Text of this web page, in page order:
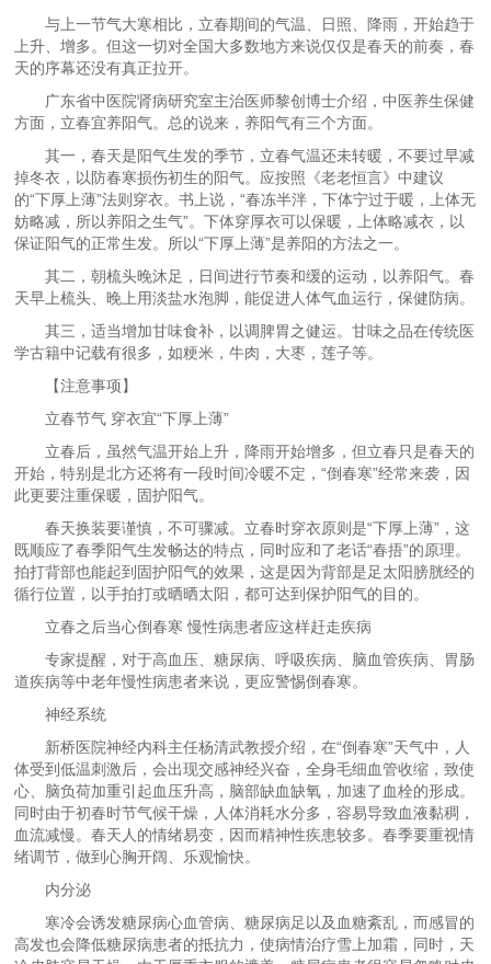
与上一节气大寒相比，立春期间的气温、日照、降雨，开始趋于
上升、增多。但这一切对全国大多数地方来说仅仅是春天的前奏，春
天的序幕还没有真正拉开。
广东省中医院肾病研究室主治医师黎创博士介绍，中医养生保健
方面，立春宜养阳气。总的说来，养阳气有三个方面。
其一，春天是阳气生发的季节，立春气温还未转暖，不要过早减
掉冬衣，以防春寒损伤初生的阳气。应按照《老老恒言》中建议
的“下厚上薄”法则穿衣。书上说，“春冻半泮，下体宁过于暖，上体无
妨略减，所以养阳之生气”。下体穿厚衣可以保暖，上体略减衣，以
保证阳气的正常生发。所以“下厚上薄”是养阳的方法之一。
其二，朝梳头晚沐足，日间进行节奏和缓的运动，以养阳气。春
天早上梳头、晚上用淡盐水泡脚，能促进人体气血运行，保健防病。
其三，适当增加甘味食补，以调脾胃之健运。甘味之品在传统医
学古籍中记载有很多，如粳米，牛肉，大枣，莲子等。
【注意事项】
立春节气 穿衣宜“下厚上薄”
立春后，虽然气温开始上升，降雨开始增多，但立春只是春天的
开始，特别是北方还将有一段时间冷暖不定，“倒春寒”经常来袭，因
此更要注重保暖，固护阳气。
春天换装要谨慎，不可骤减。立春时穿衣原则是“下厚上薄”，这
既顺应了春季阳气生发畅达的特点，同时应和了老话“春捂”的原理。
拍打背部也能起到固护阳气的效果，这是因为背部是足太阳膀胱经的
循行位置，以手拍打或晒晒太阳，都可达到保护阳气的目的。
立春之后当心倒春寒 慢性病患者应这样赶走疾病
专家提醒，对于高血压、糖尿病、呼吸疾病、脑血管疾病、胃肠
道疾病等中老年慢性病患者来说，更应警惕倒春寒。
神经系统
新桥医院神经内科主任杨清武教授介绍，在“倒春寒”天气中，人
体受到低温刺激后，会出现交感神经兴奋，全身毛细血管收缩，致使
心、脑负荷加重引起血压升高，脑部缺血缺氧，加速了血栓的形成。
同时由于初春时节气候干燥，人体消耗水分多，容易导致血液黏稠，
血流减慢。春天人的情绪易变，因而精神性疾患较多。春季要重视情
绪调节，做到心胸开阔、乐观愉快。
内分泌
寒冷会诱发糖尿病心血管病、糖尿病足以及血糖紊乱，而感冒的
高发也会降低糖尿病患者的抵抗力，使病情治疗雪上加霜，同时，天